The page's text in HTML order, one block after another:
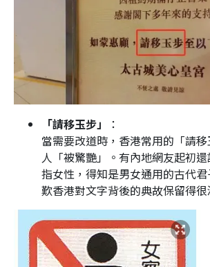
「請移玉步」
：
當需要改道時，香港常用的「請
人「被驚艷」。有內地網友起初
指女性，得知是男女通用的古代
歎香港對文字背後的典故保留得很